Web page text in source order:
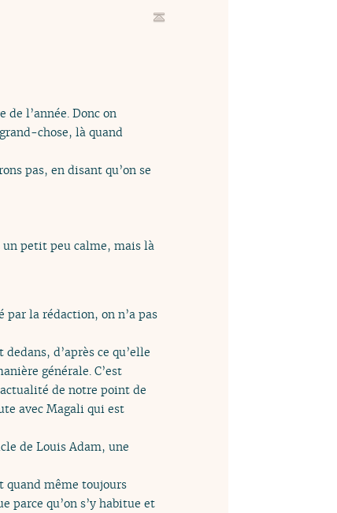
de l’année. Donc on
chose, là quand
pas, en disant qu’on se
un petit peu calme, mais là
la rédaction, on n’a pas
dedans, d’après ce qu’elle
générale. C’est
de notre point de
avec Magali qui est
de Louis Adam, une
quand même toujours
parce qu’on s’y habitue et